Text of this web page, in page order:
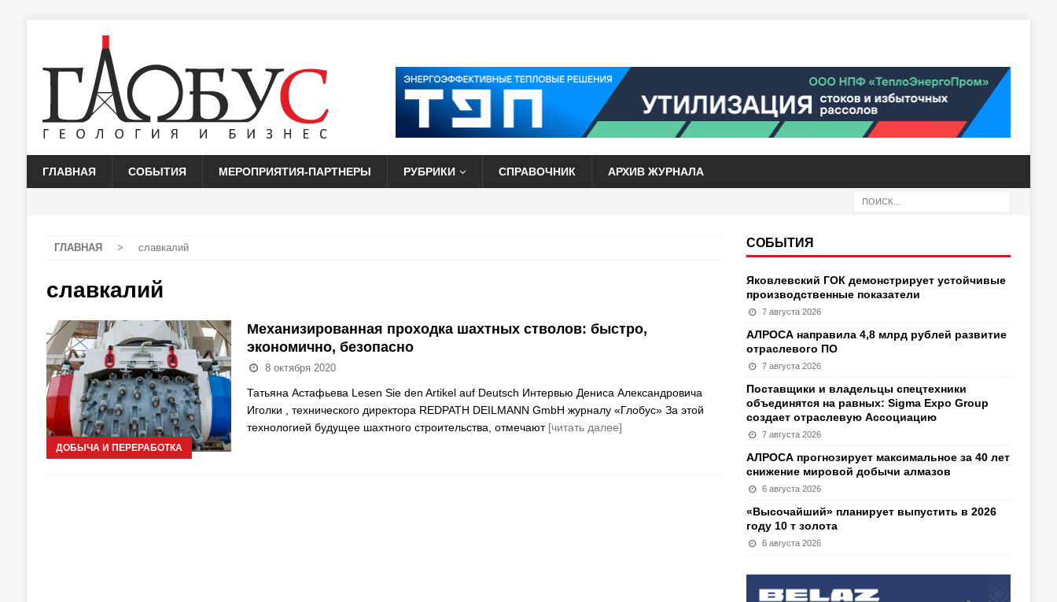
ГЛАВНАЯ СОБЫТИЯ МЕРОПРИЯТИЯ-ПАРТНЕРЫ РУБРИКИ СПРАВОЧНИК АРХИВ ЖУРНАЛА
ГЛАВНАЯ > славкалий
славкалий
ДОБЫЧА И ПЕРЕРАБОТКА
Механизированная проходка шахтных стволов: быстро,
экономично, безопасно
8 октября 2020
Татьяна Астафьева Lesen Sie den Artikel auf Deutsch Интервью Дениса Александровича
Иголки , технического директора REDPATH DEILMANN GmbH журналу «Глобус» За этой
технологией будущее шахтного строительства, отмечают [читать далее]
СОБЫТИЯ
Яковлевский ГОК демонстрирует устойчивые
производственные показатели
7 августа 2026
АЛРОСА направила 4,8 млрд рублей развитие
отраслевого ПО
7 августа 2026
Поставщики и владельцы спецтехники
объединятся на равных: Sigma Expo Group
создает отраслевую Ассоциацию
7 августа 2026
АЛРОСА прогнозирует максимальное за 40 лет
снижение мировой добычи алмазов
6 августа 2026
«Высочайший» планирует выпустить в 2026
году 10 т золота
6 августа 2026